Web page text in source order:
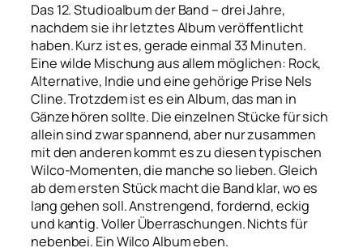
Das 12. Studioalbum der Band – drei Jahre,
nachdem sie ihr letztes Album veröffentlicht
haben. Kurz ist es, gerade einmal 33 Minuten.
Eine wilde Mischung aus allem möglichen: Rock,
Alternative, Indie und eine gehörige Prise Nels
Cline. Trotzdem ist es ein Album, das man in
Gänze hören sollte. Die einzelnen Stücke für sich
allein sind zwar spannend, aber nur zusammen
mit den anderen kommt es zu diesen typischen
Wilco-Momenten, die manche so lieben. Gleich
ab dem ersten Stück macht die Band klar, wo es
lang gehen soll. Anstrengend, fordernd, eckig
und kantig. Voller Überraschungen. Nichts für
nebenbei. Ein Wilco Album eben.